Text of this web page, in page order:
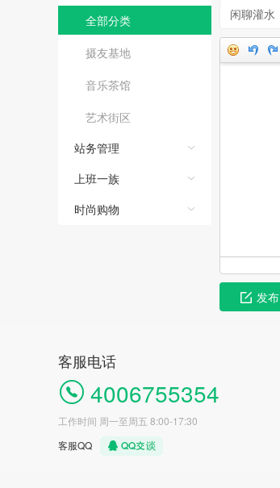
全部分类
摄友基地
音乐茶馆
艺术街区
站务管理
上班一族
时尚购物
闲聊灌水
发布
客服电话
4006755354
工作时间 周一至周五 8:00-17:30
客服QQ